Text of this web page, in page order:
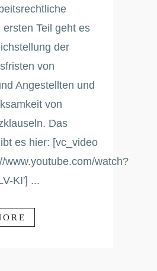
ersten Teil geht es
der
von
Angestellten und
von
Das
es hier: [vc_video
www.youtube.com/watch?
KI'] ...